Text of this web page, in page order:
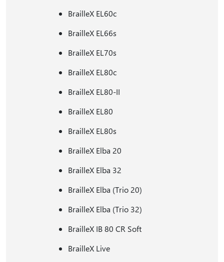
BrailleX EL60c
BrailleX EL66s
BrailleX EL70s
BrailleX EL80c
BrailleX EL80-II
BrailleX EL80
BrailleX EL80s
BrailleX Elba 20
BrailleX Elba 32
BrailleX Elba (Trio 20)
BrailleX Elba (Trio 32)
BrailleX IB 80 CR Soft
BrailleX Live